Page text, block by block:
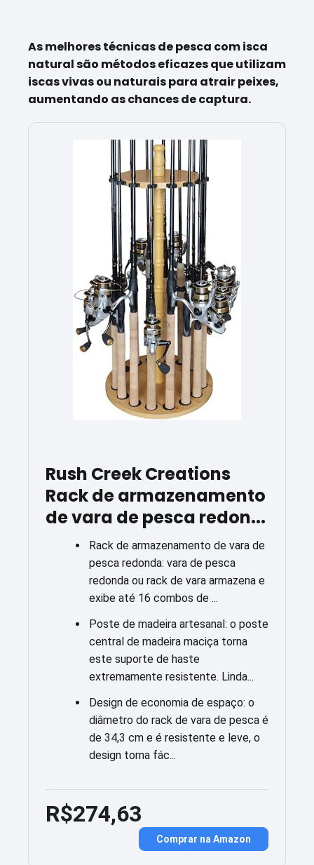
As melhores técnicas de pesca com isca
natural são métodos eficazes que utilizam
iscas vivas ou naturais para atrair peixes,
aumentando as chances de captura.
Rush Creek Creations
Rack de armazenamento
de vara de pesca redon...
Rack de armazenamento de vara de
pesca redonda: vara de pesca
redonda ou rack de vara armazena e
exibe até 16 combos de ...
Poste de madeira artesanal: o poste
central de madeira maciça torna
este suporte de haste
extremamente resistente. Linda...
Design de economia de espaço: o
diâmetro do rack de vara de pesca é
de 34,3 cm e é resistente e leve, o
design torna fác...
R$274,63
Comprar na Amazon